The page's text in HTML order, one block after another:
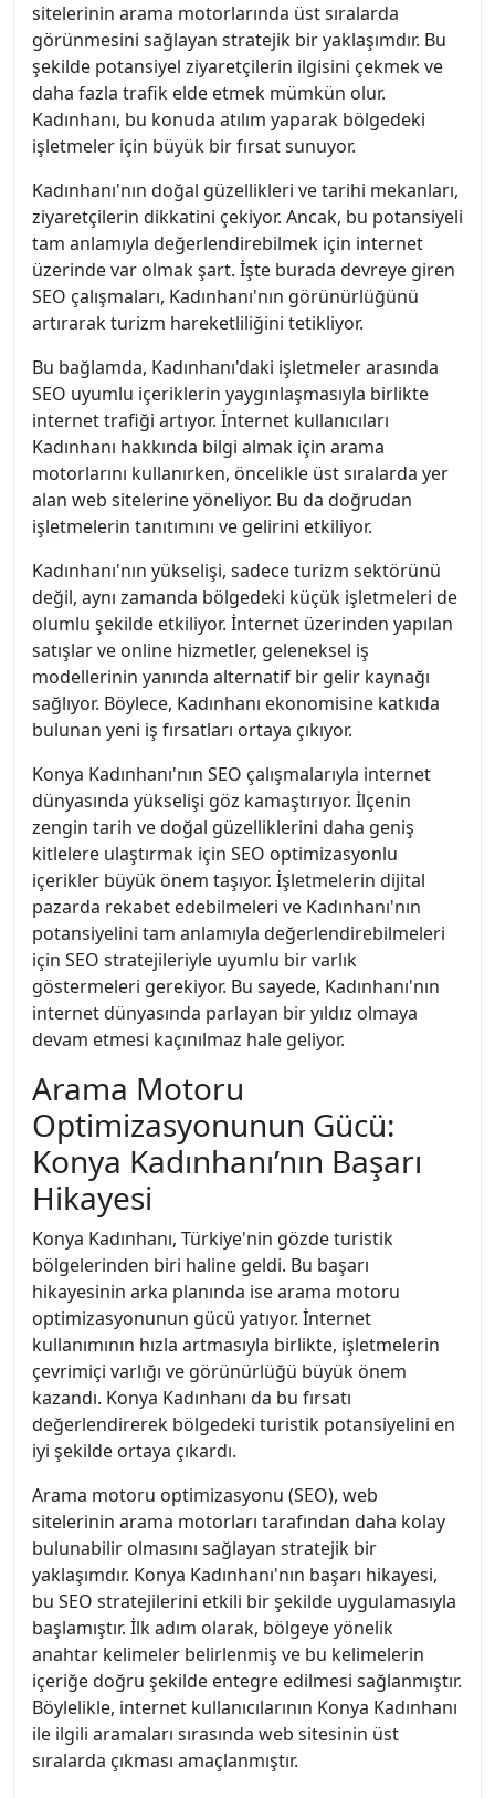
sitelerinin arama motorlarında üst sıralarda
görünmesini sağlayan stratejik bir yaklaşımdır. Bu
şekilde potansiyel ziyaretçilerin ilgisini çekmek ve
daha fazla trafik elde etmek mümkün olur.
Kadınhanı, bu konuda atılım yaparak bölgedeki
işletmeler için büyük bir fırsat sunuyor.
Kadınhanı'nın doğal güzellikleri ve tarihi mekanları,
ziyaretçilerin dikkatini çekiyor. Ancak, bu potansiyeli
tam anlamıyla değerlendirebilmek için internet
üzerinde var olmak şart. İşte burada devreye giren
SEO çalışmaları, Kadınhanı'nın görünürlüğünü
artırarak turizm hareketliliğini tetikliyor.
Bu bağlamda, Kadınhanı'daki işletmeler arasında
SEO uyumlu içeriklerin yaygınlaşmasıyla birlikte
internet trafiği artıyor. İnternet kullanıcıları
Kadınhanı hakkında bilgi almak için arama
motorlarını kullanırken, öncelikle üst sıralarda yer
alan web sitelerine yöneliyor. Bu da doğrudan
işletmelerin tanıtımını ve gelirini etkiliyor.
Kadınhanı'nın yükselişi, sadece turizm sektörünü
değil, aynı zamanda bölgedeki küçük işletmeleri de
olumlu şekilde etkiliyor. İnternet üzerinden yapılan
satışlar ve online hizmetler, geleneksel iş
modellerinin yanında alternatif bir gelir kaynağı
sağlıyor. Böylece, Kadınhanı ekonomisine katkıda
bulunan yeni iş fırsatları ortaya çıkıyor.
Konya Kadınhanı'nın SEO çalışmalarıyla internet
dünyasında yükselişi göz kamaştırıyor. İlçenin
zengin tarih ve doğal güzelliklerini daha geniş
kitlelere ulaştırmak için SEO optimizasyonlu
içerikler büyük önem taşıyor. İşletmelerin dijital
pazarda rekabet edebilmeleri ve Kadınhanı'nın
potansiyelini tam anlamıyla değerlendirebilmeleri
için SEO stratejileriyle uyumlu bir varlık
göstermeleri gerekiyor. Bu sayede, Kadınhanı'nın
internet dünyasında parlayan bir yıldız olmaya
devam etmesi kaçınılmaz hale geliyor.
Arama Motoru
Optimizasyonunun Gücü:
Konya Kadınhanı’nın Başarı
Hikayesi
Konya Kadınhanı, Türkiye'nin gözde turistik
bölgelerinden biri haline geldi. Bu başarı
hikayesinin arka planında ise arama motoru
optimizasyonunun gücü yatıyor. İnternet
kullanımının hızla artmasıyla birlikte, işletmelerin
çevrimiçi varlığı ve görünürlüğü büyük önem
kazandı. Konya Kadınhanı da bu fırsatı
değerlendirerek bölgedeki turistik potansiyelini en
iyi şekilde ortaya çıkardı.
Arama motoru optimizasyonu (SEO), web
sitelerinin arama motorları tarafından daha kolay
bulunabilir olmasını sağlayan stratejik bir
yaklaşımdır. Konya Kadınhanı'nın başarı hikayesi,
bu SEO stratejilerini etkili bir şekilde uygulamasıyla
başlamıştır. İlk adım olarak, bölgeye yönelik
anahtar kelimeler belirlenmiş ve bu kelimelerin
içeriğe doğru şekilde entegre edilmesi sağlanmıştır.
Böylelikle, internet kullanıcılarının Konya Kadınhanı
ile ilgili aramaları sırasında web sitesinin üst
sıralarda çıkması amaçlanmıştır.